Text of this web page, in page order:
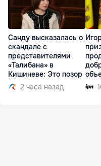
Санду высказалась о
скандале с
представителями
«Талибана» в
Кишиневе: Это позор
2 часа назад